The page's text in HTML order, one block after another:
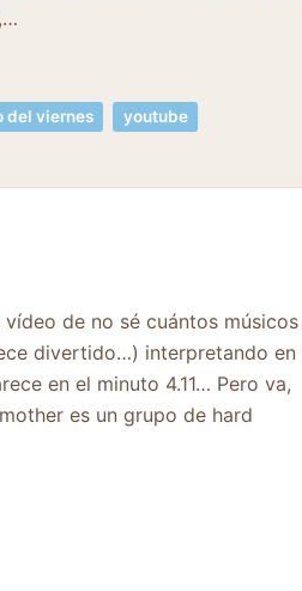
del viernes youtube
de no sé cuántos
divertido…) interpretando en
en el minuto 4.11… Pero va,
es un grupo de hard